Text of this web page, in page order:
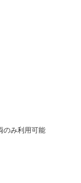
のみ利用可能